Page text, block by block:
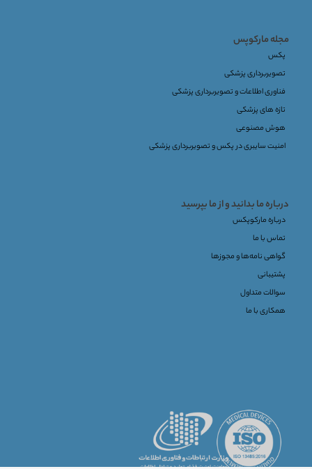
مجله مارکوپس
پکس
تصویربرداری پزشکی
فناوری اطلاعات و تصویربرداری پزشکی
تازه های پزشکی
هوش مصنوعی
امنیت سایبری در پکس و تصویربرداری پزشکی
درباره ما بدانید و از ما بپرسید
درباره مارکوپکس
تماس با ما
گواهی نامه‌ها و مجوزها
پشتیبانی
سوالات متداول
همکاری با ما